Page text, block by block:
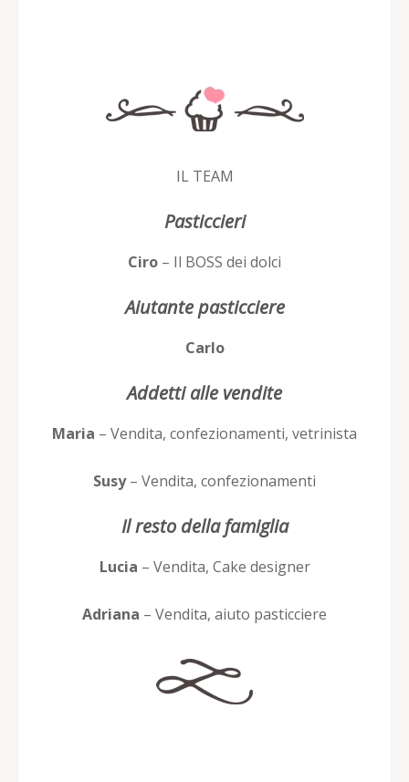
IL TEAM
Pasticcieri
Ciro – Il BOSS dei dolci
Aiutante pasticciere
Carlo
Addetti alle vendite
Maria – Vendita, confezionamenti, vetrinista
Susy– Vendita, confezionamenti
Il resto della famiglia
Lucia – Vendita, Cake designer
Adriana – Vendita, aiuto pasticciere